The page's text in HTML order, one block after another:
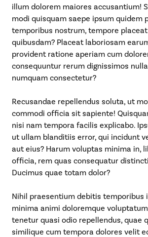
illum dolorem maiores accusantium!
modi quisquam saepe ipsum quidem
temporibus nostrum, tempore
quibusdam? Placeat laboriosam
provident ratione aperiam cum
consequuntur rerum dignissimos
numquam consectetur?
Recusandae repellendus soluta, ut
commodi officia sit sapiente!
nisi nam tempora facilis explicabo.
ut ullam blanditiis error, qui incidunt
aut eius? Harum voluptas minima in,
officia, rem quas consequatur
Ducimus quae totam dolor?
Nihil praesentium debitis temporibus
minima animi doloremque
tenetur quasi odio repellendus, quae
similique cum tempora dolores velit